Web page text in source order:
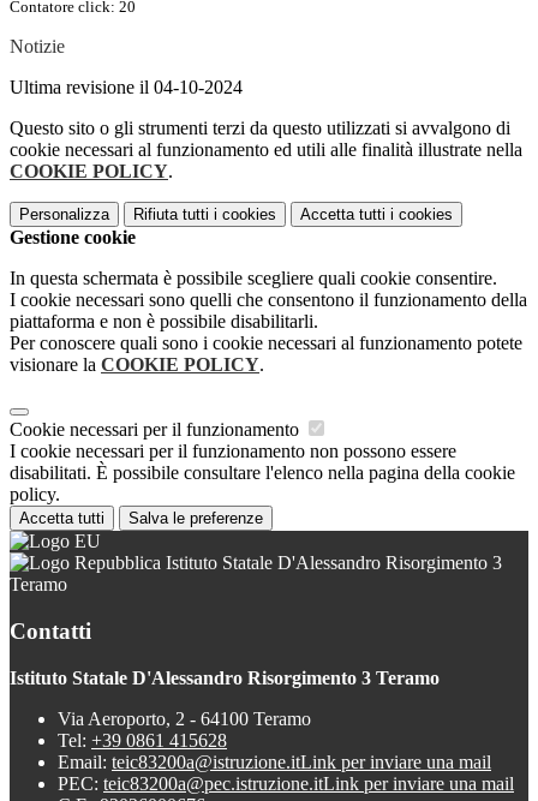
Contatore click: 20
Notizie
Ultima revisione il 04-10-2024
Questo sito o gli strumenti terzi da questo utilizzati si avvalgono di
cookie necessari al funzionamento ed utili alle finalità illustrate nella
COOKIE POLICY.
Personalizza Rifiuta tutti i cookies Accetta tutti i cookies
Gestione cookie
In questa schermata è possibile scegliere quali cookie consentire.
I cookie necessari sono quelli che consentono il funzionamento della
piattaforma e non è possibile disabilitarli.
Per conoscere quali sono i cookie necessari al funzionamento potete
visionare la COOKIE POLICY.
Cookie necessari per il funzionamento
I cookie necessari per il funzionamento non possono essere
disabilitati. È possibile consultare l'elenco nella pagina della cookie
policy.
Accetta tutti Salva le preferenze
Istituto Statale D'Alessandro Risorgimento 3
Teramo
Contatti
Istituto Statale D'Alessandro Risorgimento 3 Teramo
Via Aeroporto, 2 - 64100 Teramo
Tel: +39 0861 415628
Email: teic83200a@istruzione.itLink per inviare una mail
PEC: teic83200a@pec.istruzione.itLink per inviare una mail